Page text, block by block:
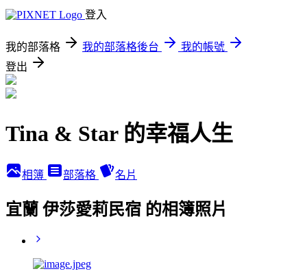
登入
我的部落格 我的部落格後台
我的帳號
登出
Tina & Star 的幸福人生
相簿 部落格 名片
宜蘭 伊莎愛莉民宿 的相簿照片